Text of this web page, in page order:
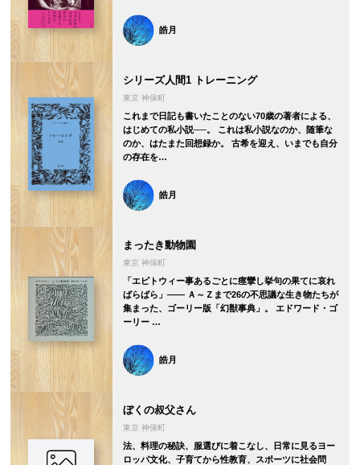
皓月
シリーズ人間1 トレーニング
東京 神保町
これまで日記も書いたことのない70歳の著者による、
はじめての私小説──。 これは私小説なのか、随筆な
のか、はたまた回想録か。 古希を迎え、いまでも自分
の存在を…
皓月
まったき動物園
東京 神保町
「エピトウィー事あるごとに痙攣し挙句の果てに哀れ
ばらばら」―― Ａ～Ｚまで26の不思議な生き物たちが
集まった、ゴーリー版「幻獣事典」。 エドワード・ゴ
ーリー …
皓月
ぼくの叔父さん
東京 神保町
法、料理の秘訣、服選びに着こなし、日常に見るヨー
ロッパ文化、子育てから性教育、スポーツに社会問